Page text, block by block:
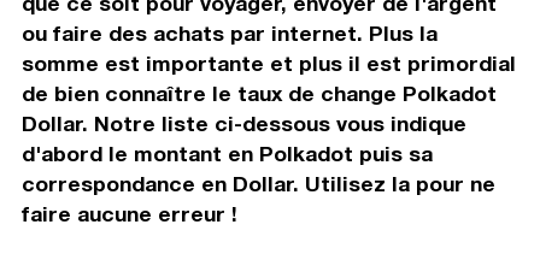
ou faire des achats par internet. Plus la
somme est importante et plus il est primordial
de bien connaître le taux de change Polkadot
Dollar. Notre liste ci-dessous vous indique
d'abord le montant en Polkadot puis sa
correspondance en Dollar. Utilisez la pour ne
faire aucune erreur !